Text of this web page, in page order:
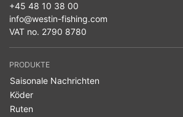
+45 48 10 38 00
info@westin-fishing.com
VAT no. 2790 8780
PRODUKTE
Saisonale Nachrichten
Köder
Ruten